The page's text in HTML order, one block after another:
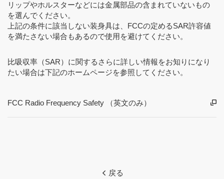
リップやホルスターなどには金属部品の含まれていないもの
を選んでください。
上記の条件に該当しない装身具は、FCCの定めるSAR許容値
を満たさない場合もあるので使用を避けてください。
比吸収率（SAR）に関するさらに詳しい情報をお知りになり
たい場合は下記のホームページを参照してください。
FCC Radio Frequency Safety （英文のみ）
戻る